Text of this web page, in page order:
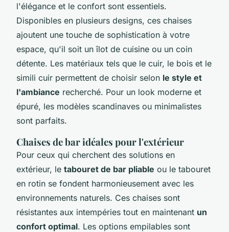
l'élégance et le confort sont essentiels.
Disponibles en plusieurs designs, ces chaises
ajoutent une touche de sophistication à votre
espace, qu'il soit un îlot de cuisine ou un coin
détente. Les matériaux tels que le cuir, le bois et le
simili cuir permettent de choisir selon le style et
l'ambiance recherché. Pour un look moderne et
épuré, les modèles scandinaves ou minimalistes
sont parfaits.
Chaises de bar idéales pour l'extérieur
Pour ceux qui cherchent des solutions en
extérieur, le tabouret de bar pliable ou le tabouret
en rotin se fondent harmonieusement avec les
environnements naturels. Ces chaises sont
résistantes aux intempéries tout en maintenant un
confort optimal. Les options empilables sont